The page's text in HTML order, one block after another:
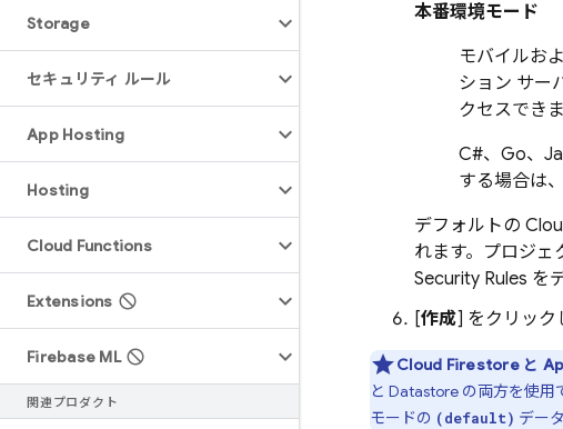
Storage
セキュリティ ルール
App Hosting
Hosting
Cloud Functions
Extensions
Firebase ML
関連プロダクト
本番環境モード
モバイルお
ション サー
クセスできま
C#、Go、
する場合は
デフォルトの
れます。プロジェ
Security Rules を
[作成] をクリック
Cloud Firestoreと
と Datastore の両方を使用
モードの (default) デー